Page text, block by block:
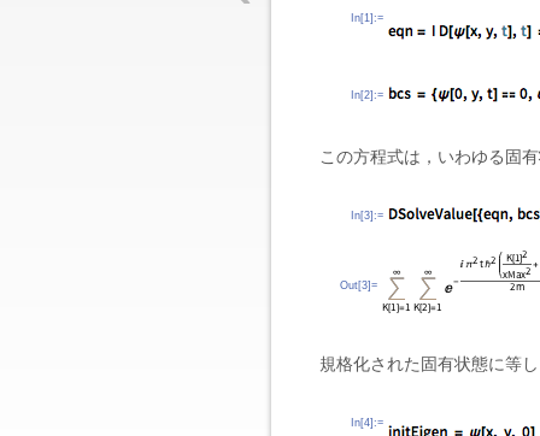
In[1]:=
In[2]:=
この方程式は，いわゆる固
In[3]:=
Out[3]=
規格化された固有状態に等
In[4]:=